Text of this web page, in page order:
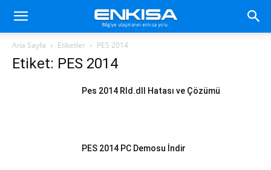
Ana Sayfa Etiketler PES 2014
Etiket: PES 2014
Pes 2014 Rld.dll Hatası ve Çözümü
PES 2014 PC Demosu İndir